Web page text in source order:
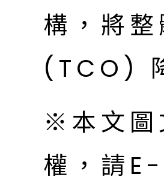
構，將
(TCO)
※本文圖
權，請